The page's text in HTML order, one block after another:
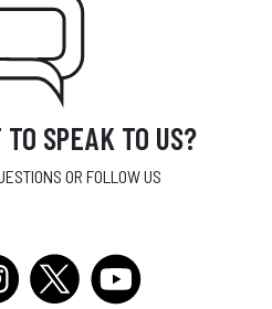
TO SPEAK TO US?
OR FOLLOW US